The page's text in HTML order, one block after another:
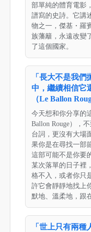
部單純的體育電影
譜寫的史詩。它講
物之一，傑基・羅
族藩籬，永遠改變
了這個國家。
「長大不是我
中，繼續相信它
（Le Ballon
今天想和你分享的
Ballon Rouge），
台詞，更沒有大場
果你是在尋找一部
這部可能不是你要
某次落單的日子裡
格不入，或者你只
許它會靜靜地找上
默地、溫柔地，跟
「世上只有兩種